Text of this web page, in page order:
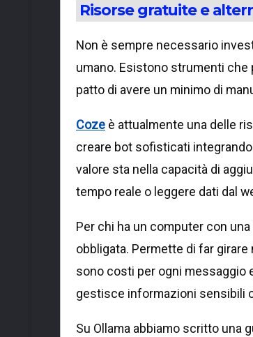
Risorse gratuite e
Non è sempre necessario
umano. Esistono strumenti che
patto di avere un minimo di
Coze è attualmente una delle
creare bot sofisticati
valore sta nella capacità di
tempo reale o leggere dati dal
Per chi ha un computer con
obbligata. Permette di far
sono costi per ogni messaggio
gestisce informazioni sensibili
Su Ollama abbiamo scritto una